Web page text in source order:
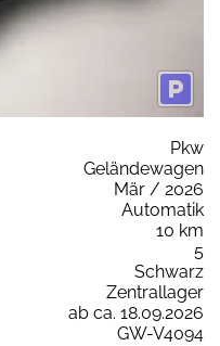
Pkw
Geländewagen
Mär / 2026
Automatik
10 km
5
Schwarz
Zentrallager
ab ca. 18.09.2026
GW-V4094